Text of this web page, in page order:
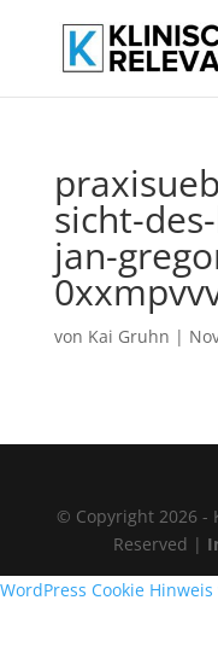
sicht-
jan-
von Kai Gruhn |
© Copyright 2026 -
Reserved |
WordPress Cookie